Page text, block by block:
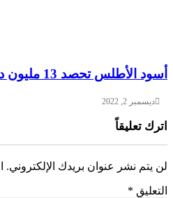
أسود الأطلس تحصد 13 مليون دولار بعد التأهل في كأس العالم
ديسمبر 2, 2022
اترك تعليقاً
لن يتم نشر عنوان بريدك الإلكتروني.
التعليق *